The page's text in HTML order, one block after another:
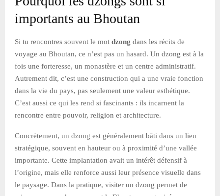
importants au Bhoutan
Si tu rencontres souvent le mot dzong dans les récits de
voyage au Bhoutan, ce n’est pas un hasard. Un dzong est à la
fois une forteresse, un monastère et un centre administratif.
Autrement dit, c’est une construction qui a une vraie fonction
dans la vie du pays, pas seulement une valeur esthétique.
C’est aussi ce qui les rend si fascinants : ils incarnent la
rencontre entre pouvoir, religion et architecture.
Concrètement, un dzong est généralement bâti dans un lieu
stratégique, souvent en hauteur ou à proximité d’une vallée
importante. Cette implantation avait un intérêt défensif à
l’origine, mais elle renforce aussi leur présence visuelle dans
le paysage. Dans la pratique, visiter un dzong permet de